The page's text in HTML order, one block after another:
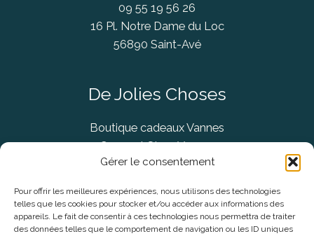
Gérer le consentement
Pour offrir les meilleures expériences, nous utilisons des technologies
telles que les cookies pour stocker et/ou accéder aux informations des
appareils. Le fait de consentir à ces technologies nous permettra de traiter
des données telles que le comportement de navigation ou les ID uniques
09 55 19 56 26
16 Pl. Notre Dame du Loc
56890 Saint-Avé
De Jolies Choses
Boutique cadeaux Vannes
Concept Store Vannes
Informations légales